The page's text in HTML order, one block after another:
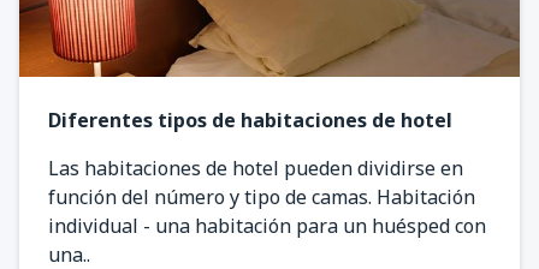
Diferentes tipos de habitaciones de hotel
Las habitaciones de hotel pueden dividirse en
función del número y tipo de camas. Habitación
individual - una habitación para un huésped con
una..